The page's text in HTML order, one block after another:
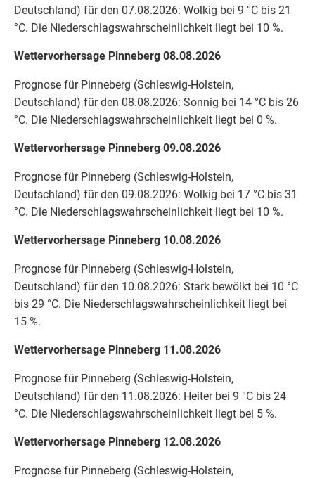
Deutschland) für den 07.08.2026: Wolkig bei 9 °C bis 21
°C. Die Niederschlagswahrscheinlichkeit liegt bei 10 %.
Wettervorhersage Pinneberg 08.08.2026
Prognose für Pinneberg (Schleswig-Holstein,
Deutschland) für den 08.08.2026: Sonnig bei 14 °C bis 26
°C. Die Niederschlagswahrscheinlichkeit liegt bei 0 %.
Wettervorhersage Pinneberg 09.08.2026
Prognose für Pinneberg (Schleswig-Holstein,
Deutschland) für den 09.08.2026: Wolkig bei 17 °C bis 31
°C. Die Niederschlagswahrscheinlichkeit liegt bei 10 %.
Wettervorhersage Pinneberg 10.08.2026
Prognose für Pinneberg (Schleswig-Holstein,
Deutschland) für den 10.08.2026: Stark bewölkt bei 10 °C
bis 29 °C. Die Niederschlagswahrscheinlichkeit liegt bei
15 %.
Wettervorhersage Pinneberg 11.08.2026
Prognose für Pinneberg (Schleswig-Holstein,
Deutschland) für den 11.08.2026: Heiter bei 9 °C bis 24
°C. Die Niederschlagswahrscheinlichkeit liegt bei 5 %.
Wettervorhersage Pinneberg 12.08.2026
Prognose für Pinneberg (Schleswig-Holstein,